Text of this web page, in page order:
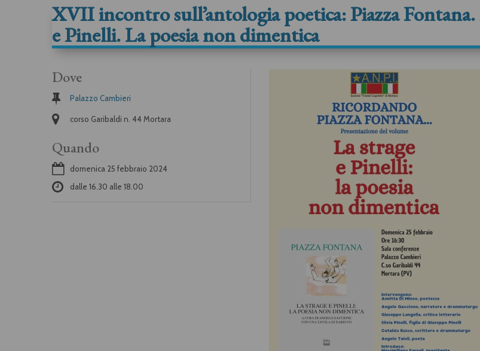
XVII incontro sull’antologia poetica: Piazza Fontana.
e Pinelli. La poesia non dimentica
Dove
Palazzo Cambieri
corso Garibaldi n. 44 Mortara
Quando
domenica 25 febbraio 2024
dalle 16.30 alle 18.00